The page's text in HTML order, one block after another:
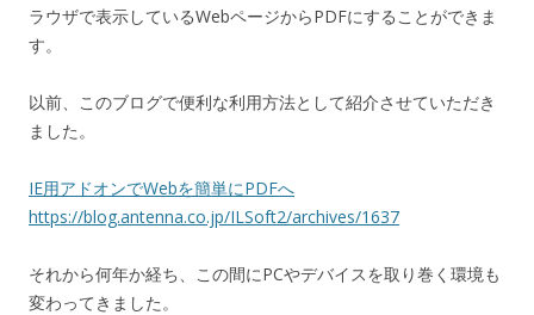
ラウザで表示しているWebページからPDFにすることができま
す。
以前、このブログで便利な利用方法として紹介させていただき
ました。
IE用アドオンでWebを簡単にPDFへ
https://blog.antenna.co.jp/ILSoft2/archives/1637
それから何年か経ち、この間にPCやデバイスを取り巻く環境も
変わってきました。